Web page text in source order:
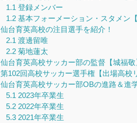
1.1 登録メンバー
1.2基本フォーメーション・スタメン【
仙台育英高校の注目選手を紹介！
2.1 渡邊留唯
2.2菊地蓮太
仙台育英高校サッカー部の監督【城福敬
第102回高校サッカー選手権【出場高校
仙台育英高校サッカー部OBの進路＆進
5.1 2023年卒業生
5.22022年卒業生
5.32021年卒業生